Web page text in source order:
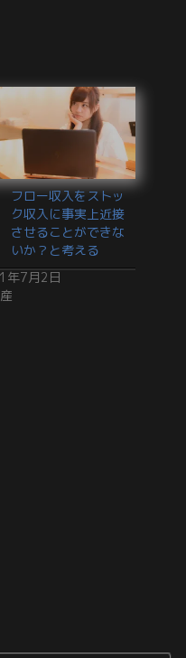
フロー収入をストッ
ク収入に事実上近接
させることができな
いか？と考える
年7月2日